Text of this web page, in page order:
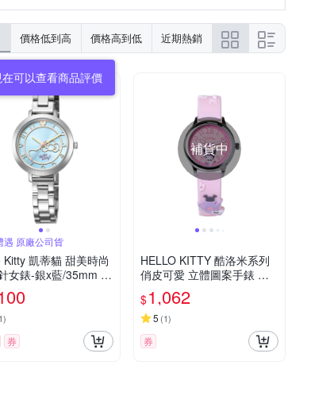
價格低到高 價格高到低 近期熱銷
可以查看商品評價
遇 原廠公司貨
Kitty 凱蒂貓 甜美時尚
女錶-銀x藍/35mm L
七夕寵愛季 送
1)
券
補貨中
HELLO KITTY 酷洛米系列
俏皮可愛 立體圖案手錶 淺
粉色 KT081LWPP1_30mm
$1,062
5 (1)
券